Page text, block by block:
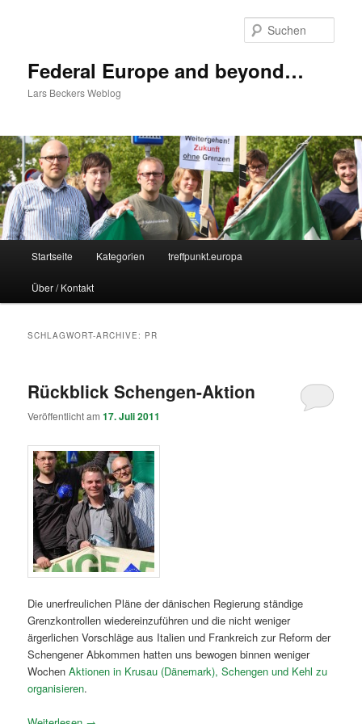
Federal Europe and beyond…
Lars Beckers Weblog
Startseite Kategorien treffpunkt.europa
Über / Kontakt
SCHLAGWORT-ARCHIVE: PR
Rückblick Schengen-Aktion
Veröffentlicht am17. Juli 2011
Die unerfreulichen Pläne der dänischen Regierung ständige
Grenzkontrollen wiedereinzuführen und die nicht weniger
ärgerlichen Vorschläge aus Italien und Frankreich zur Reform der
Schengener Abkommen hatten uns bewogen binnen weniger
WochenAktionen in Krusau (Dänemark), Schengen und Kehl zu
organisieren.